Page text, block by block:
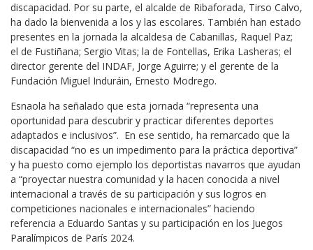
discapacidad. Por su parte, el alcalde de Ribaforada, Tirso Calvo,
ha dado la bienvenida a los y las escolares. También han estado
presentes en la jornada la alcaldesa de Cabanillas, Raquel Paz;
el de Fustiñana; Sergio Vitas; la de Fontellas, Erika Lasheras; el
director gerente del INDAF, Jorge Aguirre; y el gerente de la
Fundación Miguel Induráin, Ernesto Modrego.
Esnaola ha señalado que esta jornada “representa una
oportunidad para descubrir y practicar diferentes deportes
adaptados e inclusivos”. En ese sentido, ha remarcado que la
discapacidad “no es un impedimento para la práctica deportiva”
y ha puesto como ejemplo los deportistas navarros que ayudan
a “proyectar nuestra comunidad y la hacen conocida a nivel
internacional a través de su participación y sus logros en
competiciones nacionales e internacionales” haciendo
referencia a Eduardo Santas y su participación en los Juegos
Paralímpicos de París 2024.